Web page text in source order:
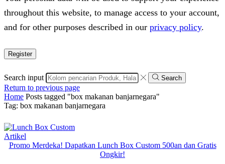
throughout this website, to manage access to your account,
and for other purposes described in our privacy policy.
Register
Search input Search
Return to previous page
Home Posts tagged "box makanan banjarnegara"
Tag: box makanan banjarnegara
Artikel
Promo Merdeka! Dapatkan Lunch Box Custom 500an dan Gratis
Ongkir!